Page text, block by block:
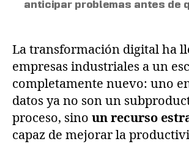
anticipar problemas antes de
La transformación digital ha
empresas industriales a un
completamente nuevo: uno
datos ya no son un
proceso, sino un recurso
capaz de mejorar la